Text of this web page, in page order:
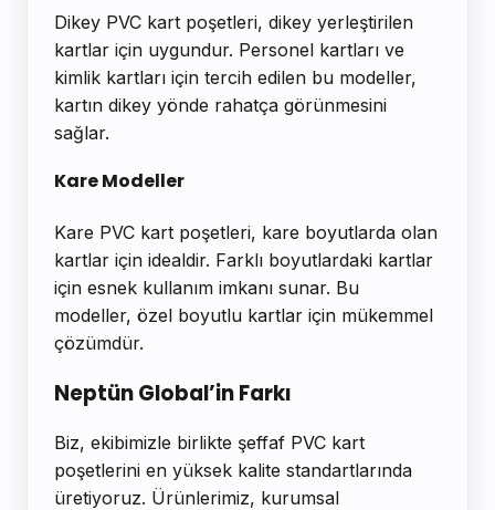
Dikey PVC kart poşetleri, dikey yerleştirilen
kartlar için uygundur. Personel kartları ve
kimlik kartları için tercih edilen bu modeller,
kartın dikey yönde rahatça görünmesini
sağlar.
Kare Modeller
Kare PVC kart poşetleri, kare boyutlarda olan
kartlar için idealdir. Farklı boyutlardaki kartlar
için esnek kullanım imkanı sunar. Bu
modeller, özel boyutlu kartlar için mükemmel
çözümdür.
Neptün Global’in Farkı
Biz, ekibimizle birlikte şeffaf PVC kart
poşetlerini en yüksek kalite standartlarında
üretiyoruz. Ürünlerimiz, kurumsal